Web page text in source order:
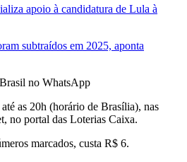
apoio à candidatura de Lula à
subtraídos em 2025, aponta
no WhatsApp
as 20h (horário de Brasília), nas
no portal das Loterias Caixa.
marcados, custa R$ 6.